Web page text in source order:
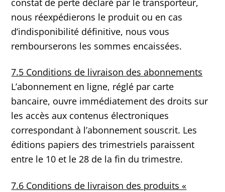
constat de perte déclaré par le transporteur,
nous réexpédierons le produit ou en cas
d’indisponibilité définitive, nous vous
rembourserons les sommes encaissées.
7.5 Conditions de livraison des abonnements
L’abonnement en ligne, réglé par carte
bancaire, ouvre immédiatement des droits sur
les accès aux contenus électroniques
correspondant à l’abonnement souscrit. Les
éditions papiers des trimestriels paraissent
entre le 10 et le 28 de la fin du trimestre.
7.6 Conditions de livraison des produits «